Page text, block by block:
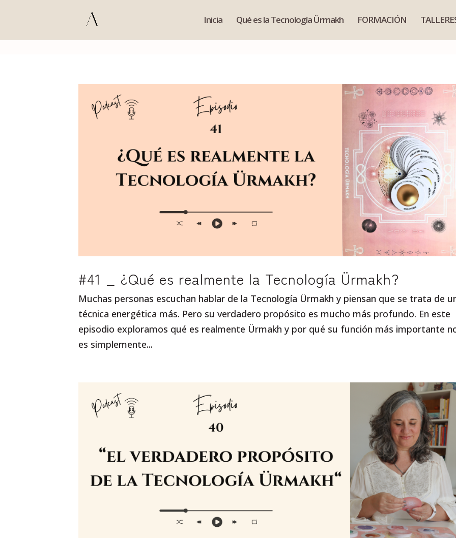
Inicia Qué es la Tecnología Ürmakh FORMACIÓN
#41 _ ¿Qué es realmente la Tecnología Ürmakh?
Muchas personas escuchan hablar de la Tecnología Ürmakh y piensan que se trata de
técnica energética más. Pero su verdadero propósito es mucho más profundo. En este
episodio exploramos qué es realmente Ürmakh y por qué su función más importante
es simplemente...